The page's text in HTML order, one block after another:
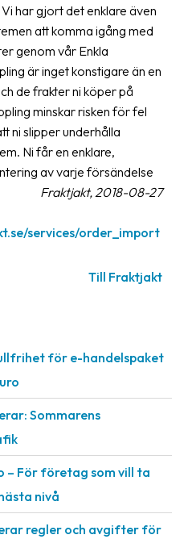
har gjort det enklare även
att komma igång med
genom vår Enkla
är inget konstigare än en
de frakter ni köper på
minskar risken för fel
ni slipper underhålla
Ni får en enklare,
av varje försändelse
Fraktjakt, 2018-08-27
services/order_import
Till Fraktjakt
för e-handelspaket
Sommarens
– För företag som vill ta
nivå
regler och avgifter för